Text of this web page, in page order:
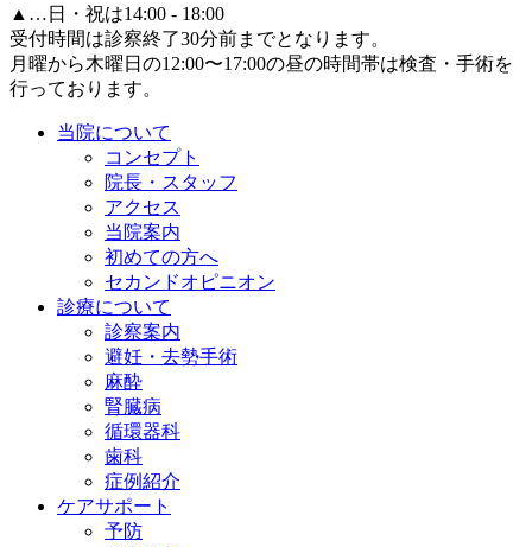
▲ …日・祝は14:00 - 18:00
受付時間は診察終了30分前までとなります。
月曜から木曜日の12:00〜17:00の昼の時間帯は検査・手術を
行っております。
当院について
コンセプト
院長・スタッフ
アクセス
当院案内
初めての方へ
セカンドオピニオン
診療について
診察案内
避妊・去勢手術
麻酔
腎臓病
循環器科
歯科
症例紹介
ケアサポート
予防